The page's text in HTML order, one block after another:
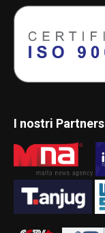
I nostri Partners